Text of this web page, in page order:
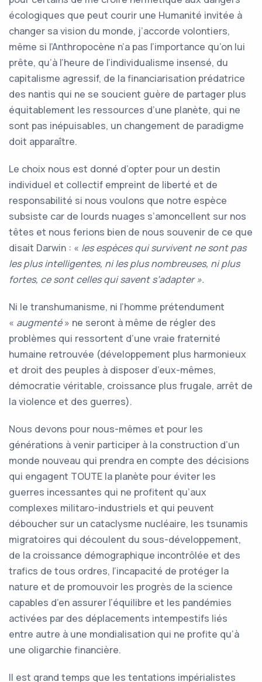
écologiques que peut courir une Humanité invitée à
changer sa vision du monde, j’accorde volontiers,
même si l’Anthropocène n’a pas l’importance qu’on lui
prête, qu’à l’heure de l’individualisme insensé, du
capitalisme agressif, de la financiarisation prédatrice
des nantis qui ne se soucient guère de partager plus
équitablement les ressources d’une planète, qui ne
sont pas inépuisables, un changement de paradigme
doit apparaître.
Le choix nous est donné d’opter pour un destin
individuel et collectif empreint de liberté et de
responsabilité si nous voulons que notre espèce
subsiste car de lourds nuages s’amoncellent sur nos
têtes et nous ferions bien de nous souvenir de ce que
disait Darwin : « les espèces qui survivent ne sont pas
les plus intelligentes, ni les plus nombreuses, ni plus
fortes, ce sont celles qui savent s’adapter ».
Ni le transhumanisme, ni l’homme prétendument
« augmenté» ne seront à même de régler des
problèmes qui ressortent d’une vraie fraternité
humaine retrouvée (développement plus harmonieux
et droit des peuples à disposer d’eux-mêmes,
démocratie véritable, croissance plus frugale, arrêt de
la violence et des guerres).
Nous devons pour nous-mêmes et pour les
générations à venir participer à la construction d’un
monde nouveau qui prendra en compte des décisions
qui engagent TOUTE la planète pour éviter les
guerres incessantes qui ne profitent qu’aux
complexes militaro-industriels et qui peuvent
déboucher sur un cataclysme nucléaire, les tsunamis
migratoires qui découlent du sous-développement,
de la croissance démographique incontrôlée et des
trafics de tous ordres, l’incapacité de protéger la
nature et de promouvoir les progrès de la science
capables d’en assurer l’équilibre et les pandémies
activées par des déplacements intempestifs liés
entre autre à une mondialisation qui ne profite qu’à
une oligarchie financière.
Il est grand temps que les tentations impérialistes